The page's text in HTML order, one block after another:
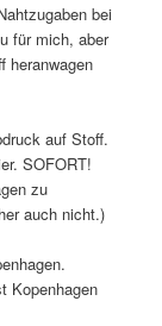
bei
für mich, aber
heranwagen
auf Stoff.
SOFORT!
zu
auch nicht.)
Kopenhagen